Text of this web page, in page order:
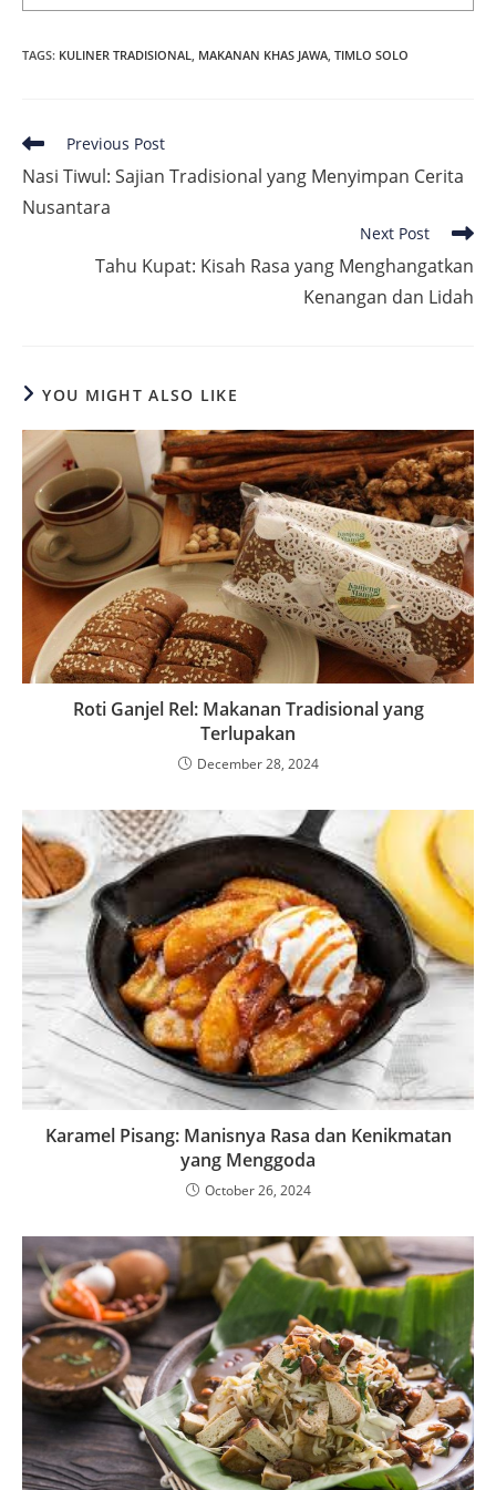
TAGS: KULINER TRADISIONAL MAKANAN KHAS JAWA TIMLO SOLO
Read
articles
Previous Post
Nasi Tiwul: Sajian Tradisional yang Menyimpan Cerita
Nusantara
Next Post
Tahu Kupat: Kisah Rasa yang Menghangatkan
Kenangan dan Lidah
YOU MIGHT ALSO LIKE
Roti Ganjel Rel: Makanan Tradisional yang
Terlupakan
December 28, 2024
Karamel Pisang: Manisnya Rasa dan Kenikmatan
yang Menggoda
October 26, 2024